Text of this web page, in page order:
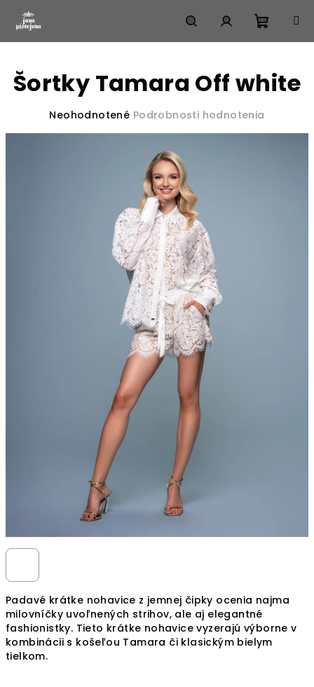
obsah
HľadaťPrihlásenie
košík
Padavé krátke nohavice z jemnej čipky ocenia najma
milovníčky uvoľnených strihov, ale aj elegantné
fashionistky. Tieto krátke nohavice vyzerajú výborne v
kombinácii s košeľou Tamara či klasickým bielym
tielkom.
Šortky Tamara Off white
Priemerné
Neohodnotené Podrobnosti hodnotenia